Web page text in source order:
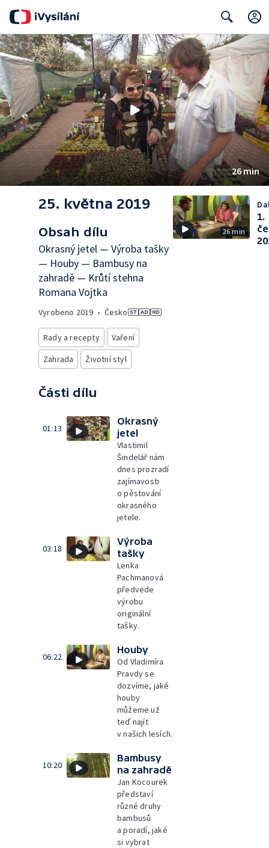
Search
26 min
25. května 2019
Obsah dílu
Okrasný jetel — Výroba tašky
— Houby — Bambusy na
zahradě — Krůtí stehna
Romana Vojtka
Vyrobeno 2019 • Česko
Rady a recepty
Vaření
Zahrada
Životní styl
Části dílu
01:13
Okrasný
jetel
Vlastimil
Šindelář nám
dnes prozradí
zajímavosti
o pěstování
okrasného
jetele.
03:18
Výroba
tašky
Lenka
Pachmanová
předvede
výrobu
originální
tašky.
06:22
Houby
Od Vladimíra
Pravdy se
dozvíme, jaké
houby
můžeme už
teď najít
v našich lesích.
10:20
Bambusy
na zahradě
Jan Kocourek
představí
různé druhy
bambusů
a poradí, jaké
si vybrat
26 min
1.